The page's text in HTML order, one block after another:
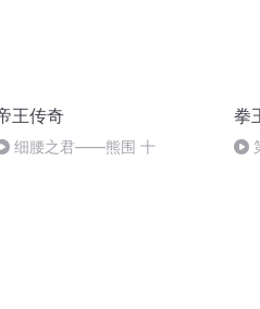
王传奇
细腰之君——熊围 十
拳